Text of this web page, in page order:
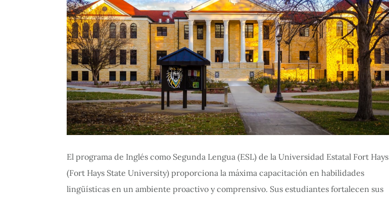
El programa de Inglés como Segunda Lengua (ESL) de la Universidad Estatal Fort Hays
(Fort Hays State University) proporciona la máxima capacitación en habilidades
lingüísticas en un ambiente proactivo y comprensivo. Sus estudiantes fortalecen sus